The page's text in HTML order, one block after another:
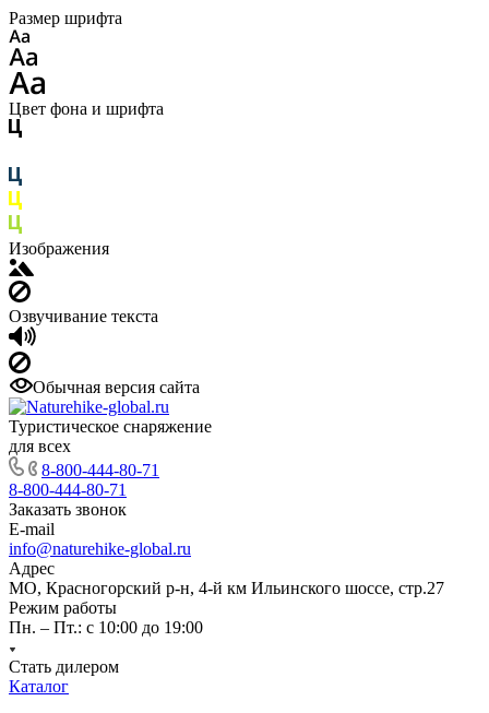
Размер шрифта
Цвет фона и шрифта
Изображения
Озвучивание текста
Обычная версия сайта
Туристическое снаряжение
для всех
8-800-444-80-71
8-800-444-80-71
Заказать звонок
E-mail
info@naturehike-global.ru
Адрес
МО, Красногорский р-н, 4-й км Ильинского шоссе, стр.27
Режим работы
Пн. – Пт.: с 10:00 до 19:00
Стать дилером
Каталог